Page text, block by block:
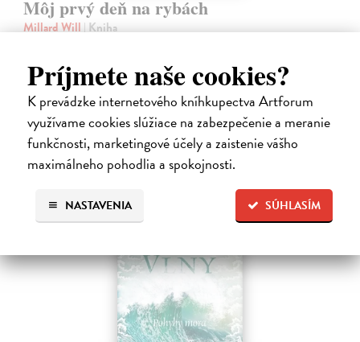
Príjmete naše cookies?
K prevádzke internetového kníhkupectva Artforum
využívame cookies slúžiace na zabezpečenie a meranie
funkčnosti, marketingové účely a zaistenie vášho
maximálneho pohodlia a spokojnosti.
SÚHLASÍM
NASTAVENIA
Môj prvý deň na rybách
Millard Will| Kniha
prvú rybačku. Autor knihy Will Millard, skúsený rybár, cestovateľ a
moderátor…
Na sklade ?
13,90 €
14,95 € ?